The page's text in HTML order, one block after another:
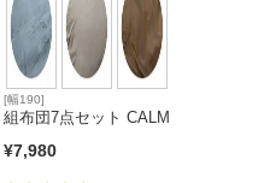
[幅190]
組布団7点セット CALM
¥7,980